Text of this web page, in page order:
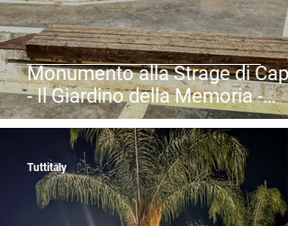
Monumento alla Strage di
- Il Giardino della Memoria -
Capaci (PA) - Sicilia
Tuttitaly